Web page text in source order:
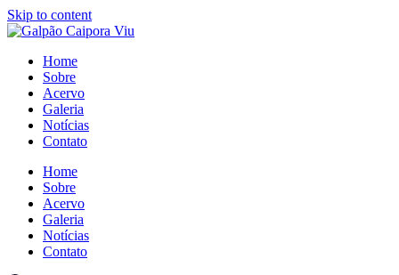
Skip to content
Home
Sobre
Acervo
Galeria
Notícias
Contato
Home
Sobre
Acervo
Galeria
Notícias
Contato